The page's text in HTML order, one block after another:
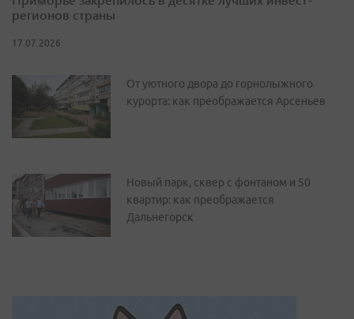
регионов страны
17.07.2026
От уютного двора до горнолыжного
курорта: как преображается Арсеньев
Новый парк, сквер с фонтаном и 50
квартир: как преображается
Дальнегорск